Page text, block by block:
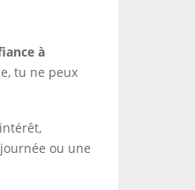
à
tu ne peux
ou une